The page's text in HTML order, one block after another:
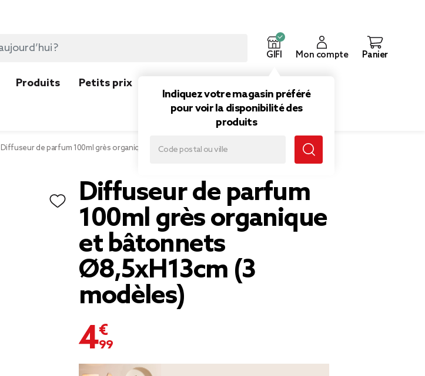
GIFI
Indiquez votre magasin préféré
pour voir la disponibilité des
produits
Mon compte Panier
Produits Petits prix
Diffuseur de parfum 100ml grès organique et bâtonnets Ø8,5xH13cm (3 modèles)
Diffuseur de parfum
100ml grès organique
et bâtonnets
Ø8,5xH13cm (3
modèles)
4,99 €